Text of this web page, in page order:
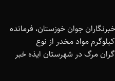
باشگاه خبرنگاران جوان خوزستان، فرمانده
انتظامی استان از کشف ۳ تن و ۵۰۰ کیلوگرم مواد مخدر از نوع
۲ نفر از سوداگران مرگ در شهرستان ایذه خبر